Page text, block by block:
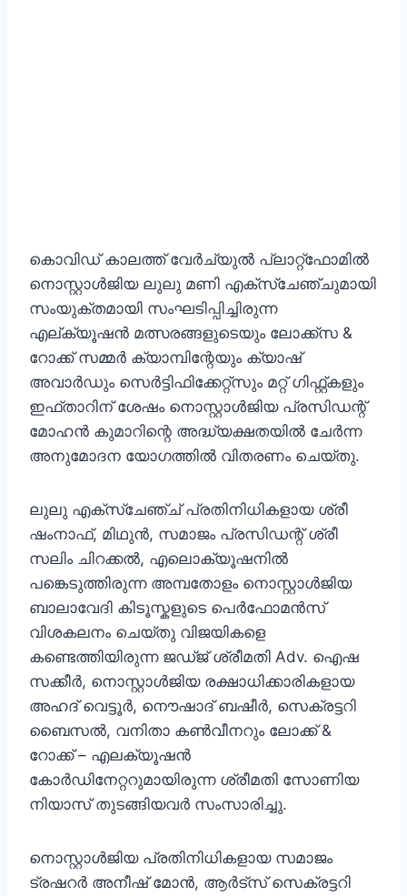
കൊവിഡ് കാലത്ത് വേർച്യുൽ പ്ലാറ്റ്ഫോമിൽ
നൊസ്റ്റാൾജിയ ലുലു മണി എക്സ്ചേഞ്ചുമായി
സംയുക്തമായി സംഘടിപ്പിച്ചിരുന്ന
എല്ക്യൂഷൻ മത്സരങ്ങളുടെയും ലോക്ക്സ &
റോക്ക് സമ്മർ ക്യാമ്പിന്റേയും ക്യാഷ്
അവാർഡും സെർട്ടിഫിക്കേറ്റ്സും മറ്റ് ഗിഫ്റ്റ്കളും
ഇഫ്താറിന് ശേഷം നൊസ്റ്റാൾജിയ പ്രസിഡന്റ്‌
മോഹൻ കുമാറിന്റെ അദ്ധ്യക്ഷതയിൽ ചേർന്ന
അനുമോദന യോഗത്തിൽ വിതരണം ചെയ്തു.
ലുലു എക്സ്ചേഞ്ച് പ്രതിനിധികളായ ശ്രീ
ഷംനാഫ്, മിഥുൻ, സമാജം പ്രസിഡന്റ്‌ ശ്രീ
സലിം ചിറക്കൽ, എലൊക്യൂഷനിൽ
പങ്കെടുത്തിരുന്ന അമ്പതോളം നൊസ്റ്റാൾജിയ
ബാലാവേദി കിടൂസ്കളുടെ പെർഫോമൻസ്
വിശകലനം ചെയ്തു വിജയികളെ
കണ്ടെത്തിയിരുന്ന ജഡ്ജ് ശ്രീമതി Adv. ഐഷ
സക്കീർ, നൊസ്റ്റാൾജിയ രക്ഷാധിക്കാരികളായ
അഹദ് വെട്ടൂർ, നൌഷാദ് ബഷീർ, സെക്രട്ടറി
ബൈസൽ, വനിതാ കൺവീനറും ലോക്ക് &
റോക്ക് – എലക്യൂഷൻ
കോർഡിനേറ്ററുമായിരുന്ന ശ്രീമതി സോണിയ
നിയാസ് തുടങ്ങിയവർ സംസാരിച്ചു.
നൊസ്റ്റാൾജിയ പ്രതിനിധികളായ സമാജം
ട്രഷറർ അനീഷ് മോൻ, ആർട്സ് സെക്രട്ടറി